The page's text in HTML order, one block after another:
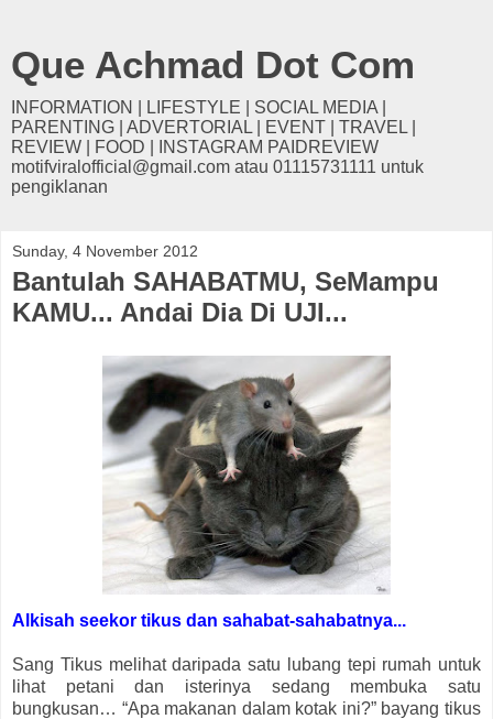
Que Achmad Dot Com
INFORMATION | LIFESTYLE | SOCIAL MEDIA |
PARENTING | ADVERTORIAL | EVENT | TRAVEL |
REVIEW | FOOD | INSTAGRAM PAIDREVIEW
motifviralofficial@gmail.com atau 01115731111 untuk
pengiklanan
Sunday, 4 November 2012
Bantulah SAHABATMU, SeMampu
KAMU... Andai Dia Di UJI...
Alkisah seekor tikus dan sahabat-sahabatnya...
Sang Tikus melihat daripada satu lubang tepi rumah untuk
lihat petani dan isterinya sedang membuka satu
bungkusan… “Apa makanan dalam kotak ini?” bayang tikus